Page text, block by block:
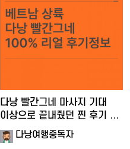
다낭 빨간그네 마사지 기대
이상으로 끝내줬던 찐 후기 …
다낭여행중독자